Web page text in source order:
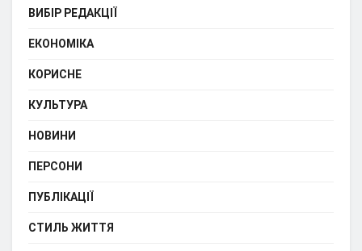
ВИБІР РЕДАКЦІЇ
ЕКОНОМІКА
КОРИСНЕ
КУЛЬТУРА
НОВИНИ
ПЕРСОНИ
ПУБЛІКАЦІЇ
СТИЛЬ ЖИТТЯ